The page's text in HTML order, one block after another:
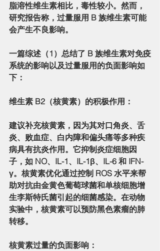
脂溶性维生素相比，毒性较小。然而，
研究报告称，过量服用 B 族维生素可能
会产生不良影响。
一篇综述（1）总结了 B 族维生素对免疫
系统的影响以及过量服用的负面影响如
下：
维生素 B2（核黄素）的积极作用：
建议补充核黄素，因为其对口角炎、舌
炎、败血症、白内障和偏头痛等多种疾
病具有抗炎作用。它抑制炎症细胞因
子，如 NO、IL-1、IL-1β、IL-6 和 IFN-
γ。核黄素优化通过控制 ROS 水平来帮
助对抗由金黄色葡萄球菌和单核细胞增
生李斯特氏菌引起的细菌感染。在动物
实验中，核黄素可以预防黑色素瘤的肺
转移。
核黄素过量的负面影响：